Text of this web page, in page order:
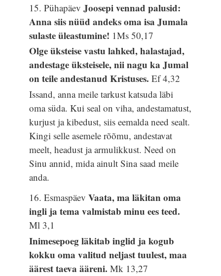
15. PühapäevJoosepi vennad palusid:
Anna siis nüüd andeks oma isa Jumala
sulaste üleastumine! 1Ms 50,17
Olge üksteise vastu lahked, halastajad,
andestage üksteisele, nii nagu ka Jumal
on teile andestanud Kristuses.Ef 4,32
Issand, anna meile tarkust katsuda läbi
oma süda. Kui seal on viha, andestamatust,
kurjust ja kibedust, siis eemalda need sealt.
Kingi selle asemele rõõmu, andestavat
meelt, headust ja armulikkust. Need on
Sinu annid, mida ainult Sina saad meile
anda.
16. EsmaspäevVaata, ma läkitan oma
ingli ja tema valmistab minu ees teed.
Ml 3,1
Inimesepoeg läkitab inglid ja kogub
kokku oma valitud neljast tuulest, maa
äärest taeva ääreni.Mk 13,27